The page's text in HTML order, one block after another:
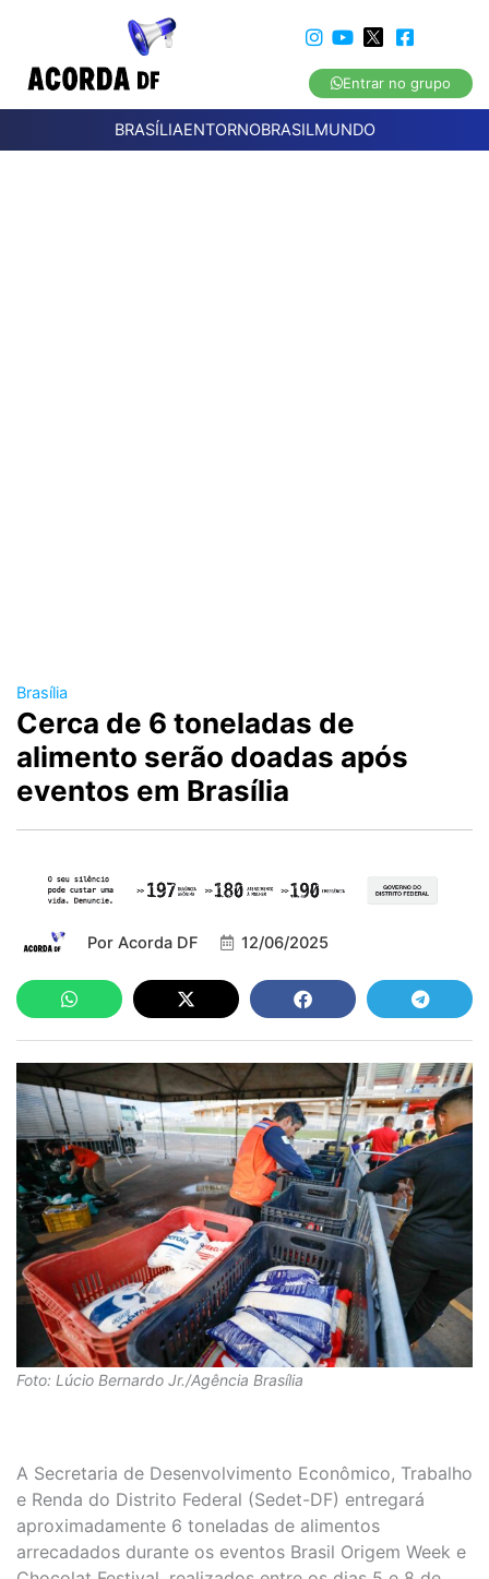
Entrar no grupo
BRASÍLIAENTORNOBRASILMUNDO
Brasília
Cerca de 6 toneladas de
alimento serão doadas após
eventos em Brasília
Por Acorda DF 12/06/2025
Foto: Lúcio Bernardo Jr./Agência Brasília
A Secretaria de Desenvolvimento Econômico, Trabalho
e Renda do Distrito Federal (Sedet-DF) entregará
aproximadamente 6 toneladas de alimentos
arrecadados durante os eventos Brasil Origem Week e